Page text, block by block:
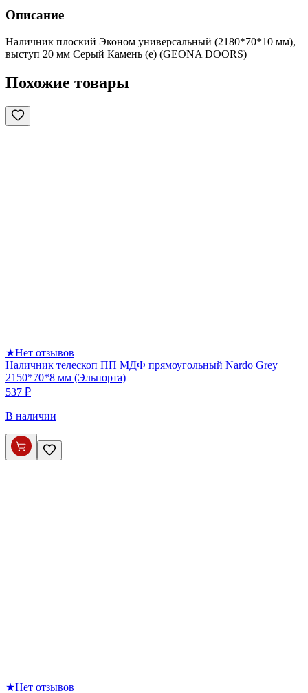
Описание
Наличник плоский Эконом универсальный (2180*70*10 мм),
выступ 20 мм Серый Камень (е) (GEONA DOORS)
Похожие товары
★Нет отзывов
Наличник телескоп ПП МДФ прямоугольный Nardo Grey
2150*70*8 мм (Эльпорта)
537 ₽
В наличии
★Нет отзывов